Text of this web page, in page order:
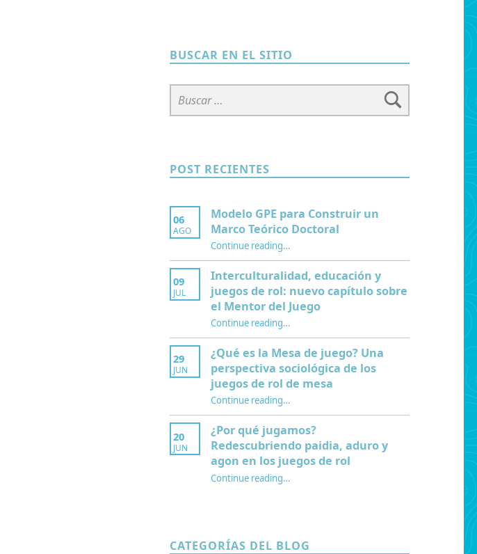
BUSCAR EN EL SITIO
Buscar:
POST RECIENTES
06
AGO
Modelo GPE para Construir un
Marco Teórico Doctoral
Continue reading“Modelo GPE para Construir un Marco Teórico Doctoral”
…
09
JUL
Interculturalidad, educación y
juegos de rol: nuevo capítulo sobre
el Mentor del Juego
Continue reading“Interculturalidad, educación y juegos de rol: nuevo capítulo sobre el Mentor del Juego”
…
29
JUN
¿Qué es la Mesa de juego? Una
perspectiva sociológica de los
juegos de rol de mesa
Continue reading“¿Qué es la Mesa de juego? Una perspectiva sociológica de los juegos de rol de mesa”
…
20
JUN
¿Por qué jugamos?
Redescubriendo paidia, aduro y
agon en los juegos de rol
Continue reading“¿Por qué jugamos? Redescubriendo paidia, aduro y agon en los juegos de rol”
…
CATEGORÍAS DEL BLOG